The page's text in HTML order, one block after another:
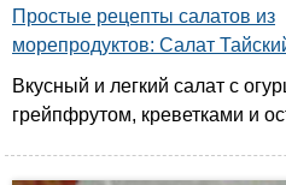
Простые рецепты салатов из
морепродуктов: Салат
Вкусный и легкий салат с
грейпфрутом, креветками и